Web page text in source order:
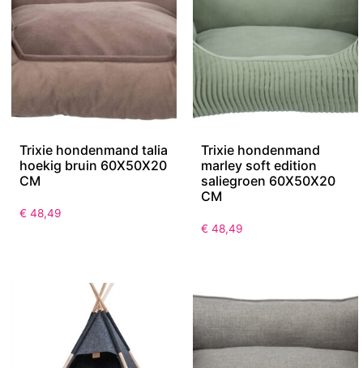
Trixie hondenmand talia
hoekig bruin 60X50X20
CM
€ 48,49
Trixie hondenmand
marley soft edition
saliegroen 60X50X20
CM
€ 48,49